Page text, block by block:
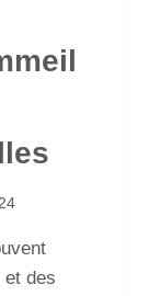
des